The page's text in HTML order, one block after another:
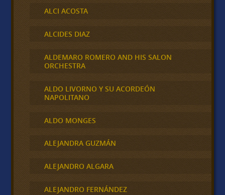
ALCI ACOSTA
ALCIDES DIAZ
ALDEMARO ROMERO AND HIS SALON
ORCHESTRA
ALDO LIVORNO Y SU ACORDEÓN
NAPOLITANO
ALDO MONGES
ALEJANDRA GUZMÁN
ALEJANDRO ALGARA
ALEJANDRO FERNÁNDEZ